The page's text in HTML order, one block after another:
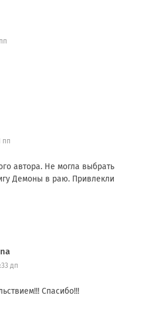
пп
автора. Не могла выбрать
Демоны в раю. Привлекли
дп
Спасибо!!!